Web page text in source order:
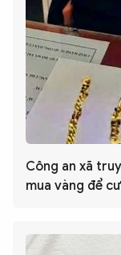
Công an xã
mua vàng để